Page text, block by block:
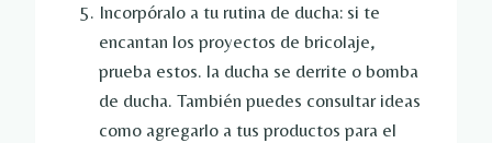
Incorpóralo a tu rutina de ducha: si te
encantan los proyectos de bricolaje,
prueba estos. la ducha se derrite o bomba
de ducha. También puedes consultar ideas
como agregarlo a tus productos para el